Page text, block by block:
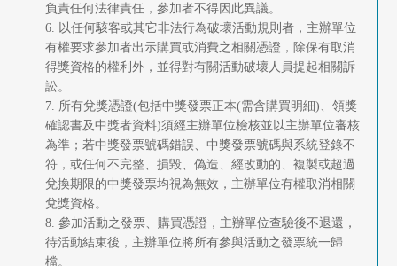
負責任何法律責任，參加者不得因此異議。
6. 以任何駭客或其它非法行為破壞活動規則者，主辦單位
有權要求參加者出示購買或消費之相關憑證，除保有取消
得獎資格的權利外，並得對有關活動破壞人員提起相關訴
訟。
7. 所有兌獎憑證(包括中獎發票正本(需含購買明細)、領獎
確認書及中獎者資料)須經主辦單位檢核並以主辦單位審核
為準；若中獎發票號碼錯誤、中獎發票號碼與系統登錄不
符，或任何不完整、損毀、偽造、經改動的、複製或超過
兌換期限的中獎發票均視為無效，主辦單位有權取消相關
兌獎資格。
8. 參加活動之發票、購買憑證，主辦單位查驗後不退還，
待活動結束後，主辦單位將所有參與活動之發票統一歸
檔。